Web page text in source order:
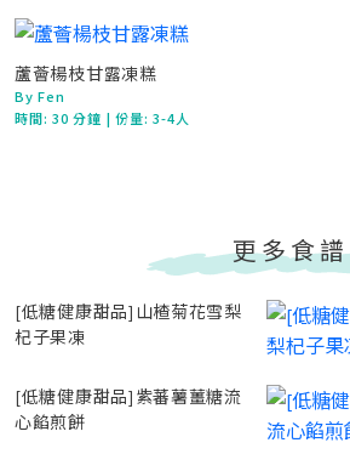
蘆薈楊枝甘露凍糕
By Fen
時間:30 分鐘 | 份量: 3-4人
更多食譜
[低糖健康甜品]山楂菊花雪梨
杞子果凍
[低糖健康甜品]紫蕃薯薑糖流
心餡煎餅